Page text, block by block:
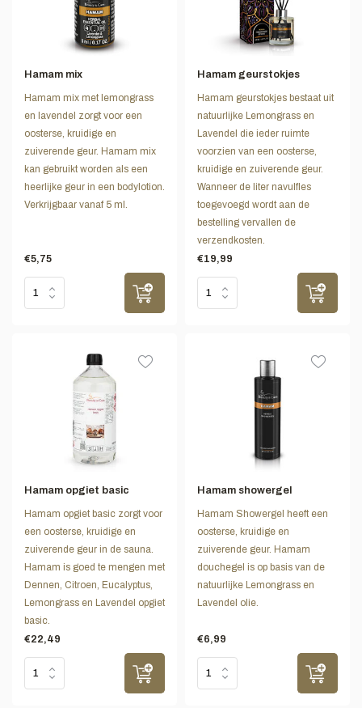
Hamam mix
Hamam mix met lemongrass
en lavendel zorgt voor een
oosterse, kruidige en
zuiverende geur. Hamam mix
kan gebruikt worden als een
heerlijke geur in een bodylotion.
Verkrijgbaar vanaf 5 ml.
€5,75
Hamam geurstokjes
Hamam geurstokjes bestaat uit
natuurlijke Lemongrass en
Lavendel die ieder ruimte
voorzien van een oosterse,
kruidige en zuiverende geur.
Wanneer de liter navulfles
toegevoegd wordt aan de
bestelling vervallen de
verzendkosten.
€19,99
Hamam opgiet basic
Hamam opgiet basic zorgt voor
een oosterse, kruidige en
zuiverende geur in de sauna.
Hamam is goed te mengen met
Dennen, Citroen, Eucalyptus,
Lemongrass en Lavendel opgiet
basic.
€22,49
Hamam showergel
Hamam Showergel heeft een
oosterse, kruidige en
zuiverende geur. Hamam
douchegel is op basis van de
natuurlijke Lemongrass en
Lavendel olie.
€6,99